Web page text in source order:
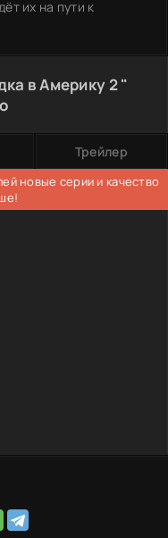
их на пути к
в Америку 2 "
Трейлер
новые серии и качество